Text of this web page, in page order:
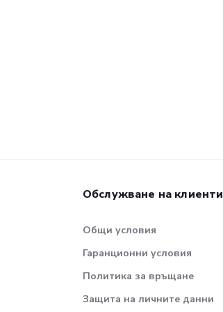
Обслужване на клиенти
Общи условия
Гаранционни условия
Политика за връщане
Защита на личните данни